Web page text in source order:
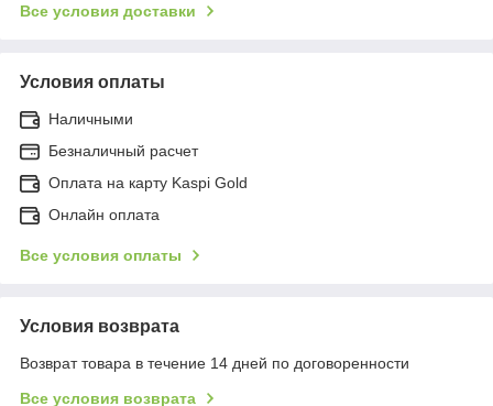
Все условия доставки
Условия оплаты
Наличными
Безналичный расчет
Оплата на карту Kaspi Gold
Онлайн оплата
Все условия оплаты
Условия возврата
Возврат товара в течение 14 дней по договоренности
Все условия возврата